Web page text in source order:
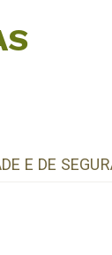
E DE